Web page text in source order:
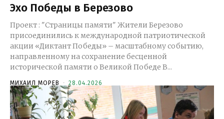
Эхо Победы в Березово
Проект : "Страницы памяти" Жители Березово
присоединились к международной патриотической
акции «Диктант Победы» – масштабному событию,
направленному на сохранение бесценной
исторической памяти о Великой Победе В...
МИХАИЛ МОРЕВ - 28.04.2026